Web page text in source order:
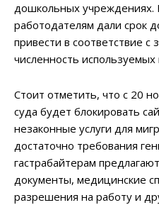
дошкольных учреждениях.
работодателям дали срок
привести в соответствие с
численность используемых
Стоит отметить, что с 20
суда будет блокировать
незаконные услуги для
достаточно требования
гастрабайтерам
документы, медицинские
разрешения на работу и